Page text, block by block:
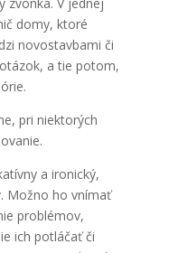
domy, ktoré
novostavbami či
a tie potom,
pri niektorých
a ironický,
Možno ho vnímať
problémov,
ich potláčať či